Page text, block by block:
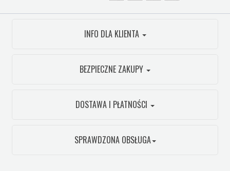
INFO DLA KLIENTA
BEZPIECZNE ZAKUPY
DOSTAWA I PŁATNOŚCI
SPRAWDZONA OBSŁUGA